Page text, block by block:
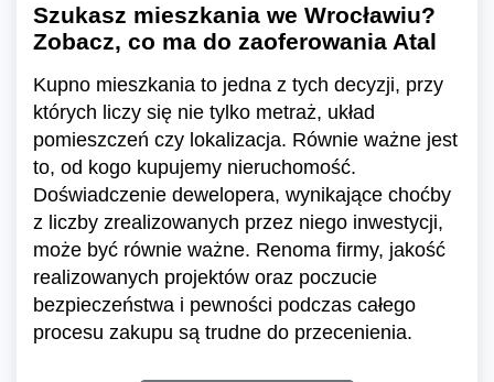
Szukasz mieszkania we Wrocławiu?
Zobacz, co ma do zaoferowania Atal
Kupno mieszkania to jedna z tych decyzji, przy
których liczy się nie tylko metraż, układ
pomieszczeń czy lokalizacja. Równie ważne jest
to, od kogo kupujemy nieruchomość.
Doświadczenie dewelopera, wynikające choćby
z liczby zrealizowanych przez niego inwestycji,
może być równie ważne. Renoma firmy, jakość
realizowanych projektów oraz poczucie
bezpieczeństwa i pewności podczas całego
procesu zakupu są trudne do przecenienia.